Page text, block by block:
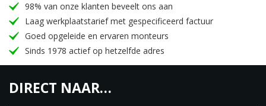
98% van onze klanten beveelt ons aan
Laag werkplaatstarief met gespecificeerd factuur
Goed opgeleide en ervaren monteurs
Sinds 1978 actief op hetzelfde adres
DIRECT NAAR…